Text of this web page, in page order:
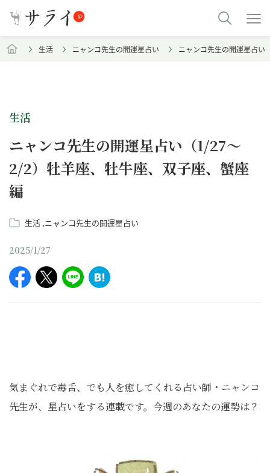
生活 ニャンコ先生の開運星占い ニャンコ先生の開運星占
生活
ニャンコ先生の開運星占い（1/27～
2/2）牡羊座、牡牛座、双子座、蟹座
編
生活 ニャンコ先生の開運星占い
2025/1/27
気まぐれで毒舌、でも人を癒してくれる占い師・ニャンコ
先生が、星占いをする連載です。今週のあなたの運勢は？